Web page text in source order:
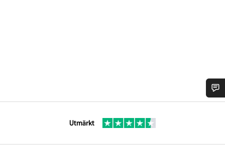
Utmärkt